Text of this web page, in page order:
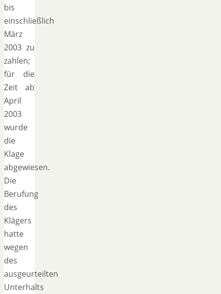
bis
einschließlich
März
2003 zu
zahlen;
für die
Zeit ab
April
2003
wurde
die
Klage
abgewiesen.
Die
Berufung
des
Klägers
hatte
wegen
des
ausgeurteilten
Unterhalts